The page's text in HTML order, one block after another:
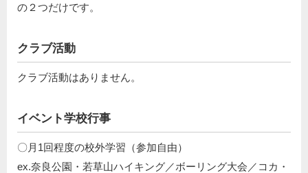
の２つだけです。
クラブ活動
クラブ活動はありません。
イベント学校行事
〇月1回程度の校外学習（参加自由）
ex.奈良公園・若草山ハイキング／ボーリング大会／コカ・